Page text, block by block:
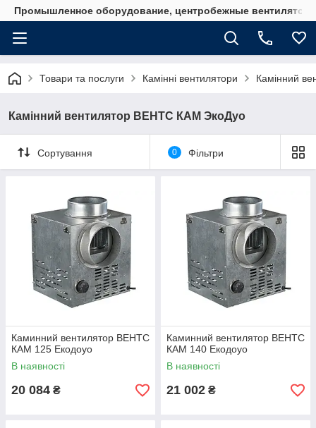
Промышленное оборудование, центробежные
Товари та послуги Камінні вентилятори Камінний
Камінний вентилятор ВЕНТС КАМ ЭкоДуо
Сортування 0 Фільтри
Каминний вентилятор ВЕНТС
КАМ 125 Екодоуо
В наявності
20 084 ₴
Каминний вентилятор ВЕНТС
КАМ 140 Екодоуо
В наявності
21 002 ₴